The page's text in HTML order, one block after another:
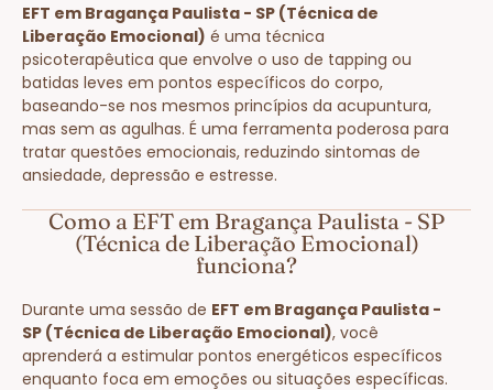
EFT em Bragança Paulista - SP (Técnica de
Liberação Emocional) é uma técnica
psicoterapêutica que envolve o uso de tapping ou
batidas leves em pontos específicos do corpo,
baseando-se nos mesmos princípios da acupuntura,
mas sem as agulhas. É uma ferramenta poderosa para
tratar questões emocionais, reduzindo sintomas de
ansiedade, depressão e estresse.
Como a EFT em Bragança Paulista - SP
(Técnica de Liberação Emocional)
funciona?
Durante uma sessão de EFT em Bragança Paulista -
SP (Técnica de Liberação Emocional), você
aprenderá a estimular pontos energéticos específicos
enquanto foca em emoções ou situações específicas.